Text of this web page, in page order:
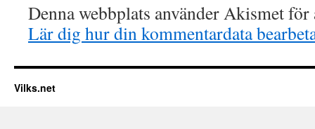
Denna webbplats använder Akismet
Lär dig hur din kommentardata
Vilks.net